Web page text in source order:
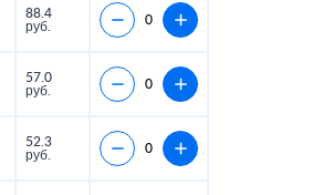
88.4
руб.
57.0
руб.
52.3
руб.